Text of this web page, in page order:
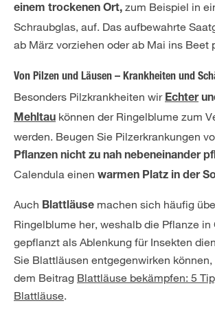
einem trockenen Ort, zum Beispiel in
Schraubglas, auf. Das aufbewahrte
ab März vorziehen oder ab Mai ins Beet
Von Pilzen und Läusen – Krankheiten und
Besonders Pilzkrankheiten wir Echter
Mehltau können der Ringelblume zum
werden. Beugen Sie Pilzerkrankungen
Pflanzen nicht zu nah nebeneinander
Calendula einen warmen Platz in der
Auch Blattläuse machen sich häufig
Ringelblume her, weshalb die Pflanze in
gepflanzt als Ablenkung für Insekten
Sie Blattläusen entgegenwirken können,
dem Beitrag Blattläuse bekämpfen: 5
Blattläuse.